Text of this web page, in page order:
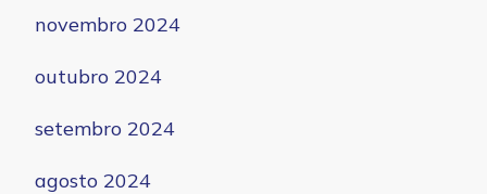
novembro 2024
outubro 2024
setembro 2024
agosto 2024